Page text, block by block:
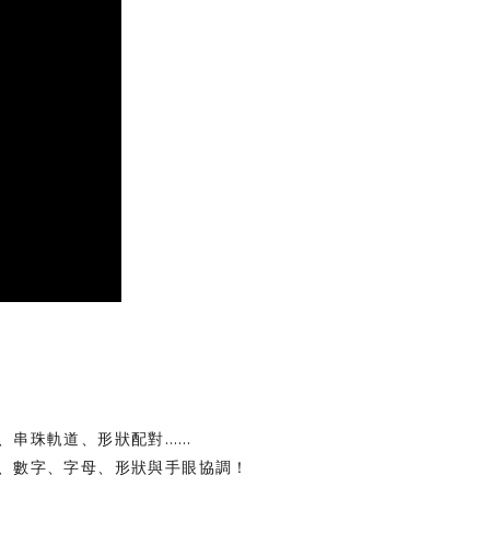
串珠軌道、形狀配對……
字、字母、形狀與手眼協調！